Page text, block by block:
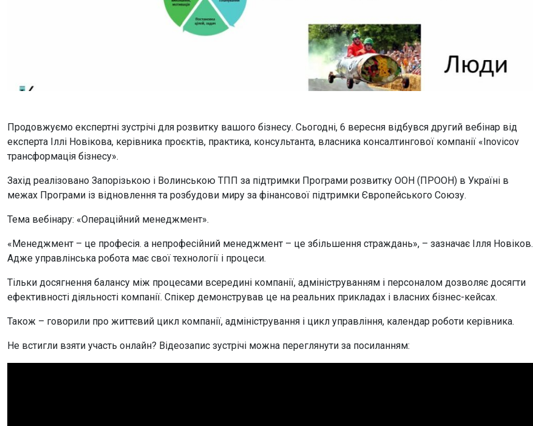
Продовжуємо експертні зустрічі для розвитку вашого бізнесу. Сьогодні, 6 вересня відбувся другий вебінар від
експерта Іллі Новікова, керівника проєктів, практика, консультанта, власника консалтингової компанії «Inovicov
трансформація бізнесу».
Захід реалізовано Запорізькою і Волинською ТПП за підтримки Програми розвитку ООН (ПРООН) в Україні в
межах Програми із відновлення та розбудови миру за фінансової підтримки Європейського Союзу.
Тема вебінару: «Операційний менеджмент».
«Менеджмент – це професія. а непрофесійний менеджмент – це збільшення страждань», – зазначає Ілля Новіков.
Адже управлінська робота має свої технології і процеси.
Тільки досягнення балансу між процесами всередині компанії, адмініструванням і персоналом дозволяє досягти
ефективності діяльності компанії. Спікер демонстрував це на реальних прикладах і власних бізнес-кейсах.
Також – говорили про життєвий цикл компанії, адміністрування і цикл управління, календар роботи керівника.
Не встигли взяти участь онлайн? Відеозапис зустрічі можна переглянути за посиланням: